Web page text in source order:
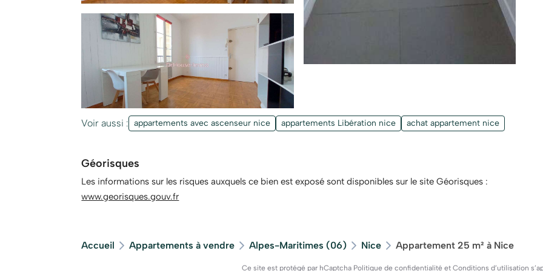
Voir aussi : appartements avec ascenseur nice appartements Libération nice achat appartement nice
Géorisques
Les informations sur les risques auxquels ce bien est exposé sont disponibles sur le site Géorisques :
www.georisques.gouv.fr
Accueil Appartements à vendre Alpes-Maritimes (06) Nice Appartement 25 m² à Nice
Ce site est protégé par hCaptcha Politique de confidentialitéet Conditions d’utilisation